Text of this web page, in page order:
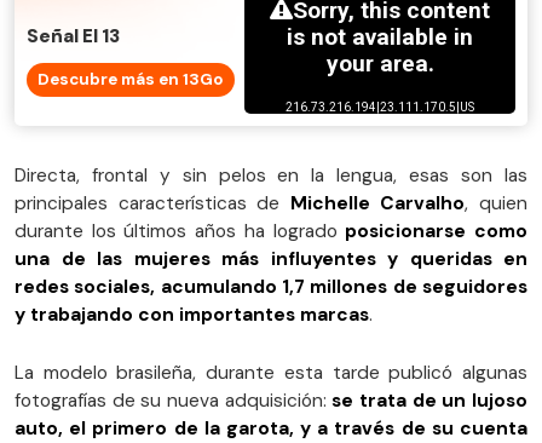
Señal El 13
Descubre más en 13Go
Directa, frontal y sin pelos en la lengua, esas son las
principales características de Michelle Carvalho, quien
durante los últimos años ha logrado posicionarse como
una de las mujeres más influyentes y queridas en
redes sociales, acumulando 1,7 millones de seguidores
y trabajando con importantes marcas.
La modelo brasileña, durante esta tarde publicó algunas
fotografías de su nueva adquisición:se trata de un lujoso
auto, el primero de la garota, y a través de su cuenta